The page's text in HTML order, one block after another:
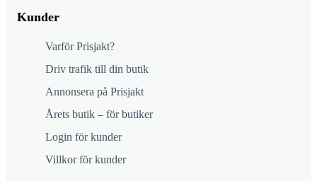
Kunder
Varför Prisjakt?
Driv trafik till din butik
Annonsera på Prisjakt
Årets butik – för butiker
Login för kunder
Villkor för kunder